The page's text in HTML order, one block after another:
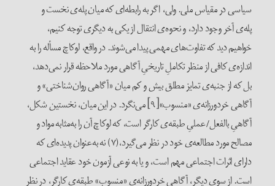
سیاسی در مقیاس ملی. ولی، اگر به رابطه‌ای که میان پله‌ی نخست و
پله‌ی آخر وجود دارد، و نحوه‌ی انتقال از یکی به دیگری توجه کنیم،
خواهیم دید که تفاوت‌های مهمی پیدا می‌شوند. در واقع، لوکاچ مسأله را به
اندازه‌ی کافی از منظر تکاملِ تاریخیِ آگاهی مورد ملاحظه قرار نمی‌دهد،
بل که از جنبه‌ی تمایز مطلق بیش و کم میان‌ «آگاهی روان‌شناختی» و
آگاهی خردورزانه‌ی «منسوب»[۹] می‌نگرد. در این میان، نخستین شکل،
آگاهیِ بالفعل/عملیِ طبقه‌ی کارگر است، که لوکاچ آن را به‌مثابه مواد و
مصالح مورد مطالعه‌ی خود در نظر می‌گیرد،(۷) نه به‌عنوان پدیده‌ای که
دارای اثرات اجتماعی مهم است، و یا به نوعی آزمون خود عقاید اجتماعی
است. از سوی دیگر، آگاهی خردورزانه‌ی «منسوب» طبقه‌ی کارگر، در نظر